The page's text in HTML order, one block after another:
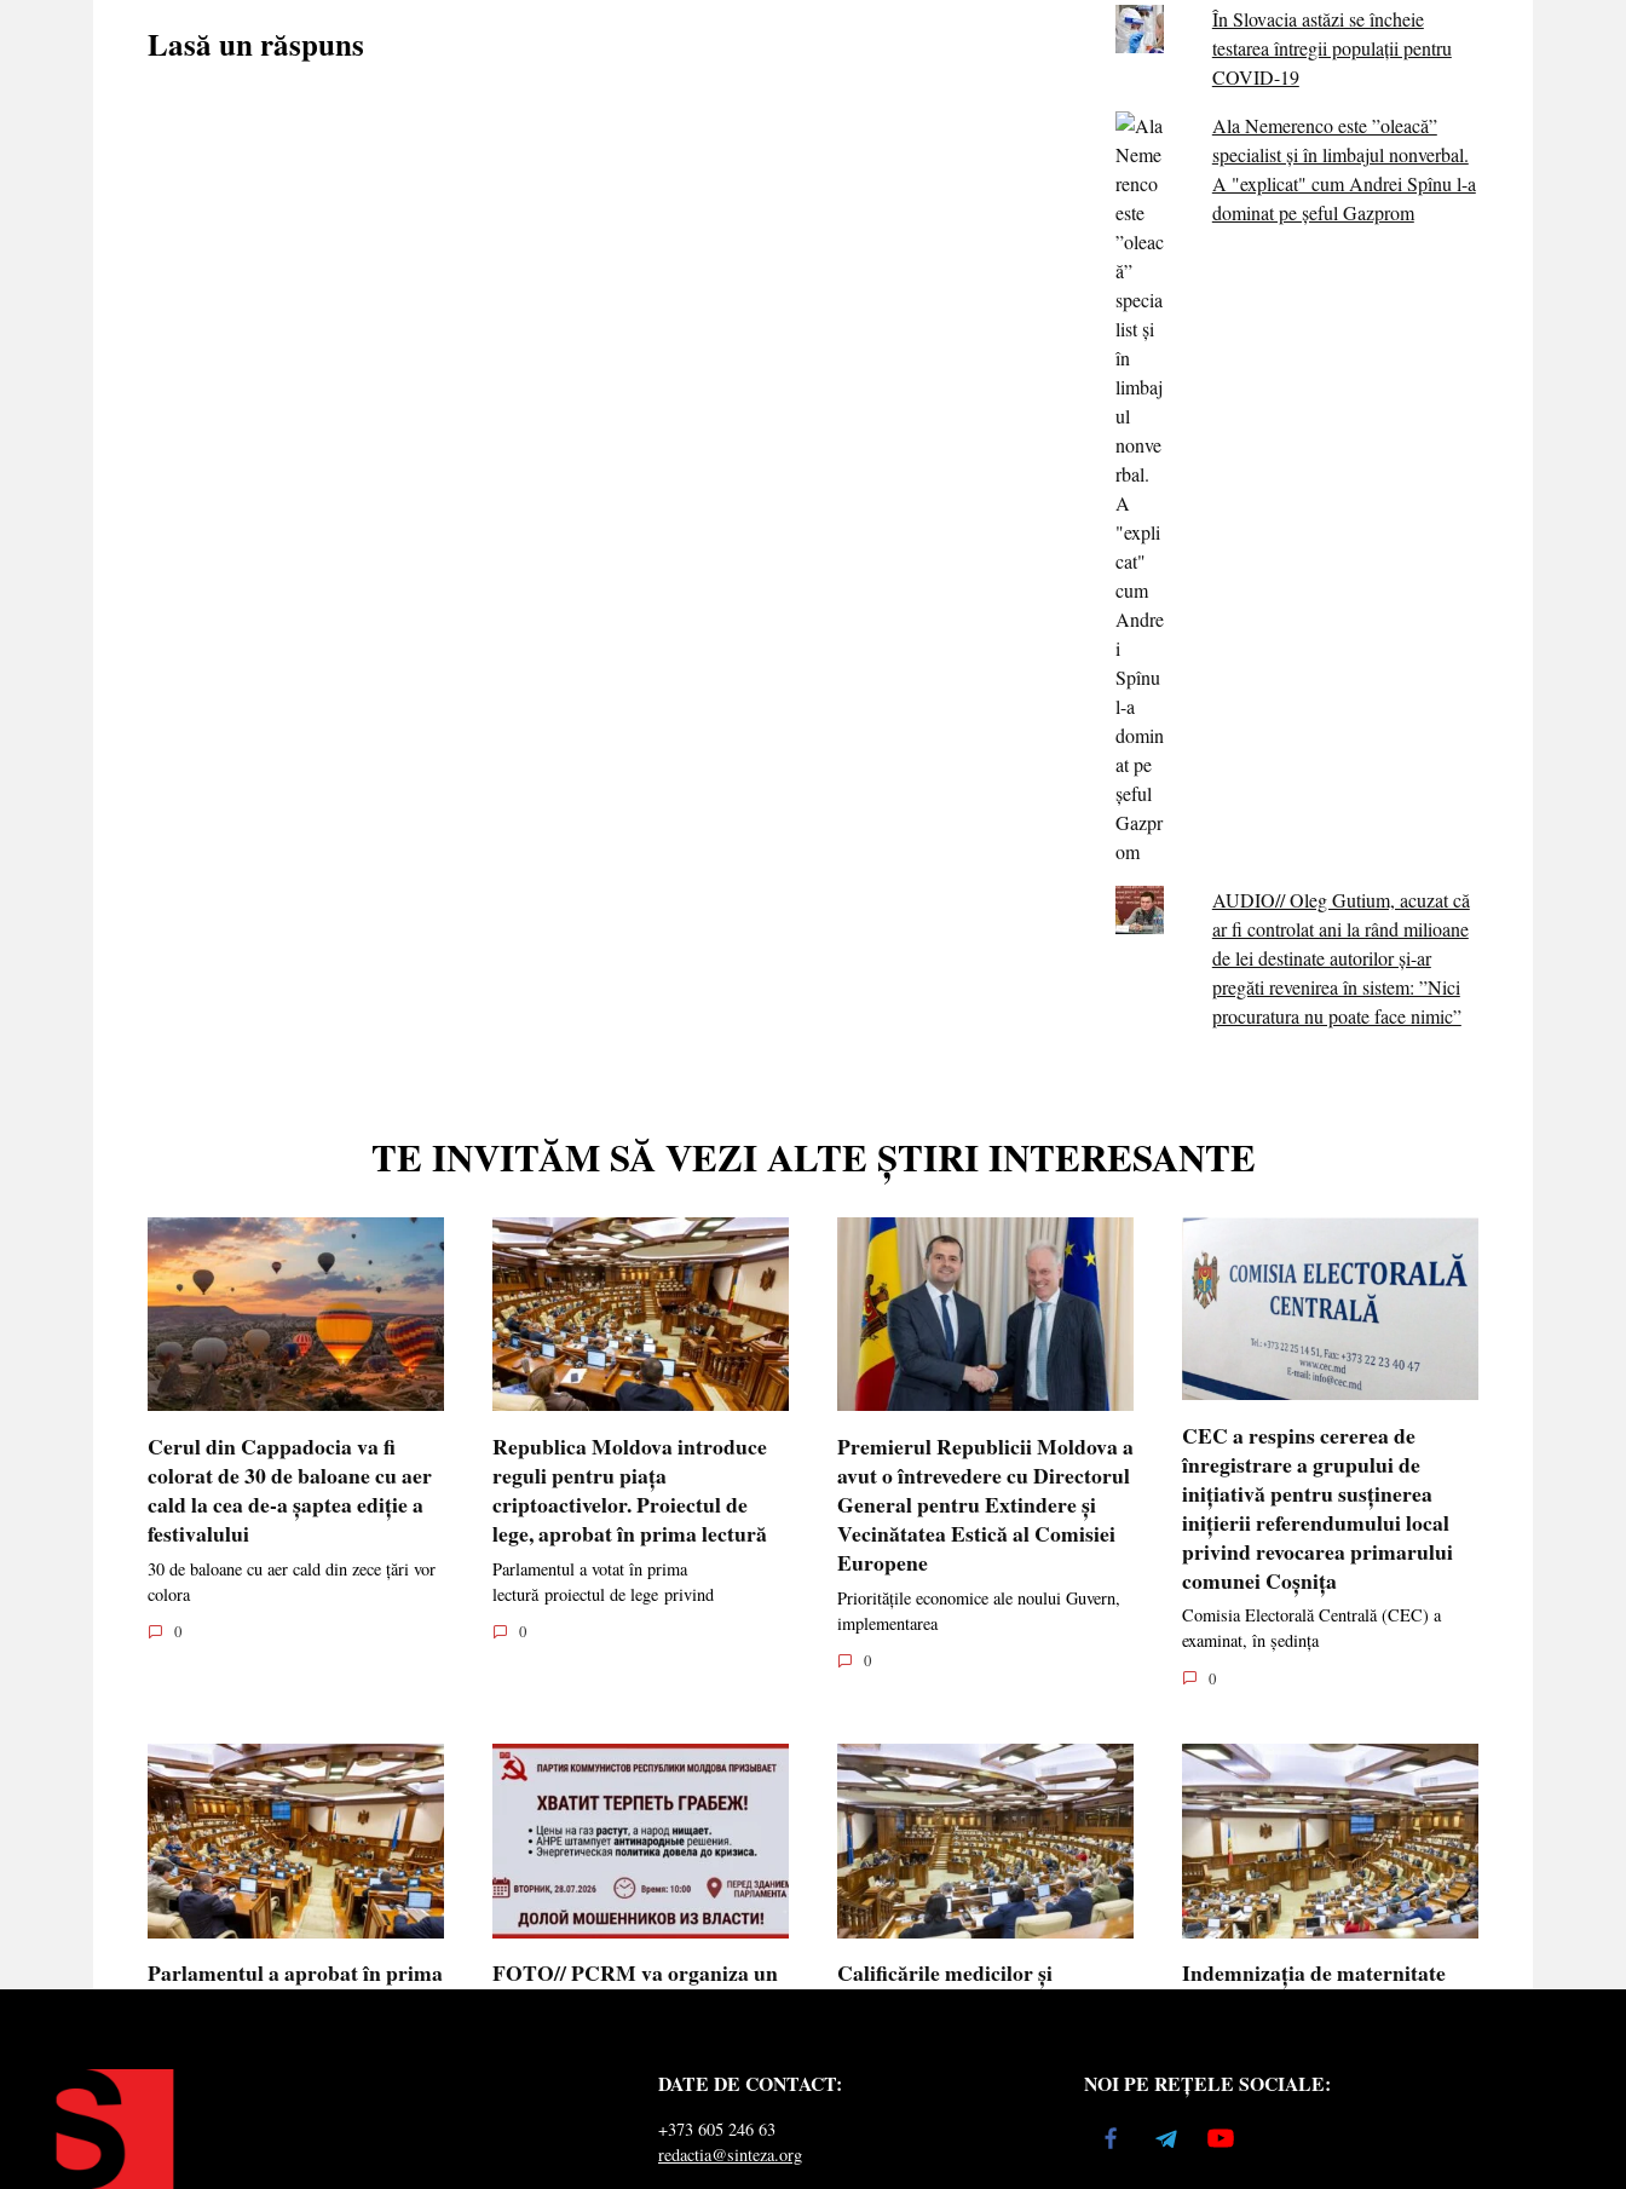
Lasă un răspuns
În Slovacia astăzi se încheie
testarea întregii populații pentru
COVID-19
Ala Nemerenco este ”oleacă”
specialist și în limbajul nonverbal.
A "explicat" cum Andrei Spînu l-a
dominat pe șeful Gazprom
AUDIO// Oleg Gutium, acuzat că
ar fi controlat ani la rând milioane
de lei destinate autorilor și-ar
pregăti revenirea în sistem: ”Nici
procuratura nu poate face nimic”
TE INVITĂM SĂ VEZI ALTE ȘTIRI INTERESANTE
Cerul din Cappadocia va fi
colorat de 30 de baloane cu aer
cald la cea de-a șaptea ediție a
festivalului
30 de baloane cu aer cald din zece țări vor
colora
0
Republica Moldova introduce
reguli pentru piața
criptoactivelor. Proiectul de
lege, aprobat în prima lectură
Parlamentul a votat în prima
lectură proiectul de lege privind
0
Premierul Republicii Moldova a
avut o întrevedere cu Directorul
General pentru Extindere și
Vecinătatea Estică al Comisiei
Europene
Prioritățile economice ale noului Guvern,
implementarea
0
CEC a respins cererea de
înregistrare a grupului de
inițiativă pentru susținerea
inițierii referendumului local
privind revocarea primarului
comunei Coșnița
Comisia Electorală Centrală (CEC) a
examinat, în ședința
0
Parlamentul a aprobat în prima
FOTO// PCRM va organiza un
Partidul Comuniștilor din Republica
Calificările medicilor și
Calificările profesionale obținute de medici
Indemnizația de maternitate
copilului
Indemnizația de maternitate pentru femeile
necăsătorite
DATE DE CONTACT:
+373 605 246 63
redactia@sinteza.org
NOI PE REȚELE SOCIALE: